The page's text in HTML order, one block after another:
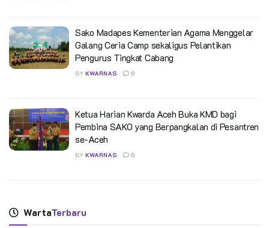
Sako Madapes Kementerian Agama Menggelar
Galang Ceria Camp sekaligus Pelantikan
Pengurus Tingkat Cabang
BY KWARNAS 0
Ketua Harian Kwarda Aceh Buka KMD bagi
Pembina SAKO yang Berpangkalan di Pesantren
se-Aceh
BY KWARNAS 0
WartaTerbaru